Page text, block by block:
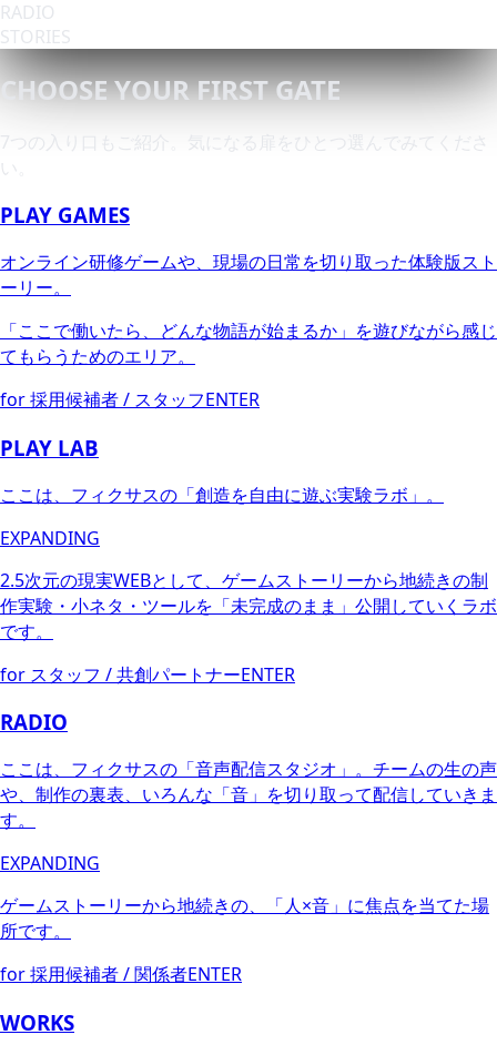
RADIO
STORIES
CHOOSE YOUR FIRST GATE
7つの入り口もご紹介。気になる扉をひとつ選んでみてくださ
い。
PLAY GAMES
オンライン研修ゲームや、現場の日常を切り取った体験版スト
ーリー。
「ここで働いたら、どんな物語が始まるか」を遊びながら感じ
てもらうためのエリア。
for 採用候補者 / スタッフENTER
PLAY LAB
ここは、フィクサスの「創造を自由に遊ぶ実験ラボ」。
EXPANDING
2.5次元の現実WEBとして、ゲームストーリーから地続きの制
作実験・小ネタ・ツールを「未完成のまま」公開していくラボ
です。
for スタッフ / 共創パートナーENTER
RADIO
ここは、フィクサスの「音声配信スタジオ」。チームの生の声
や、制作の裏表、いろんな「音」を切り取って配信していきま
す。
EXPANDING
ゲームストーリーから地続きの、「人×音」に焦点を当てた場
所です。
for 採用候補者 / 関係者ENTER
WORKS